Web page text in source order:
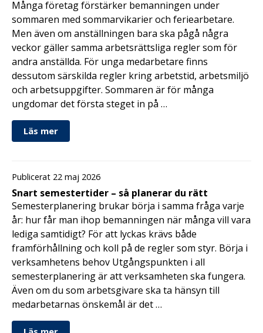
Många företag förstärker bemanningen under
sommaren med sommarvikarier och feriearbetare.
Men även om anställningen bara ska pågå några
veckor gäller samma arbetsrättsliga regler som för
andra anställda. För unga medarbetare finns
dessutom särskilda regler kring arbetstid, arbetsmiljö
och arbetsuppgifter. Sommaren är för många
ungdomar det första steget in på …
Läs mer
Publicerat 22 maj 2026
Snart semestertider – så planerar du rätt
Semesterplanering brukar börja i samma fråga varje
år: hur får man ihop bemanningen när många vill vara
lediga samtidigt? För att lyckas krävs både
framförhållning och koll på de regler som styr. Börja i
verksamhetens behov Utgångspunkten i all
semesterplanering är att verksamheten ska fungera.
Även om du som arbetsgivare ska ta hänsyn till
medarbetarnas önskemål är det …